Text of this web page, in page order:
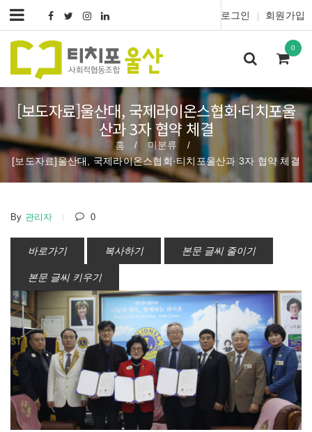
로그인 회원가입
0
[보도자료]울산대, 국제라이온스협회·티치포울
산과 3자 협약 체결
홈 / 미분류 /
[보도자료]울산대, 국제라이온스협회·티치포울산과 3자 협약 체결
By 관리자 0
바로가기 복사하기 본문 글씨 줄이기
본문 글씨 키우기